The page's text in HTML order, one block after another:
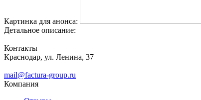
Картинка для анонса:
Детальное описание:
Контакты
Краснодар, ул. Ленина, 37
mail@factura-group.ru
Компания